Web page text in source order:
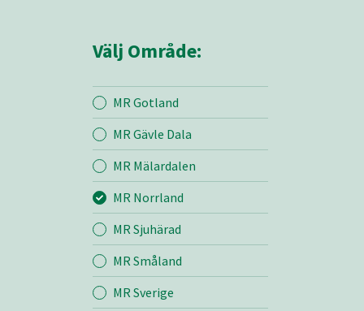
Mina sidor
MR Norrland
Entreprenad
Välj Område:
MR Gotland
MR Gävle Dala
MR Mälardalen
MR Norrland
MR Sjuhärad
MR Småland
MR Sverige